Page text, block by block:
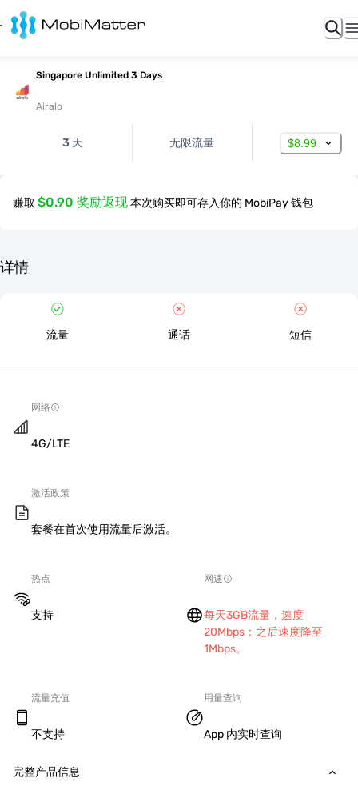
Singapore Unlimited 3 Days
Airalo
3 天 无限流量 $8.99
赚取 $0.90 奖励返现本次购买即可存入你的 MobiPay 钱包
详情
流量 通话 短信
网络
4G/LTE
激活政策
套餐在首次使用流量后激活。
热点
支持
网速
每天3GB流量，速度
20Mbps；之后速度降至
1Mbps。
流量充值
不支持
用量查询
App 内实时查询
完整产品信息